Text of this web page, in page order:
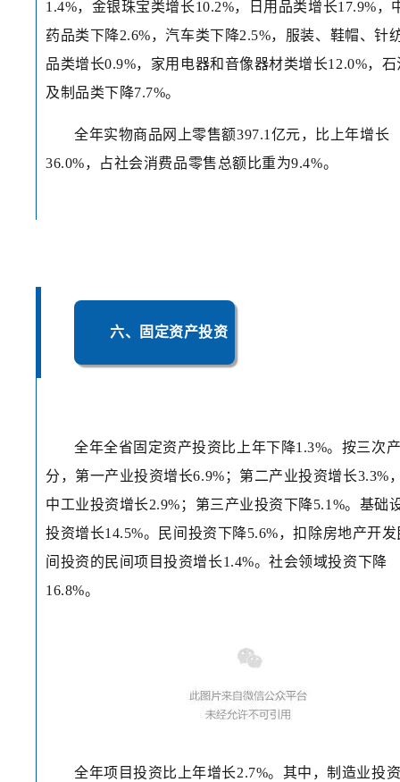
1.4%，金银珠宝类增长10.2%，日用品类增长17.9%，
药品类下降2.6%，汽车类下降2.5%，服装、鞋帽、针
品类增长0.9%，家用电器和音像器材类增长12.0%，石
及制品类下降7.7%。
全年实物商品网上零售额397.1亿元，比上年增长
36.0%，占社会消费品零售总额比重为9.4%。
六、固定资产投资
全年全省固定资产投资比上年下降1.3%。按三次
分，第一产业投资增长6.9%；第二产业投资增长3.3%
中工业投资增长2.9%；第三产业投资下降5.1%。基础
投资增长14.5%。民间投资下降5.6%，扣除房地产开发
间投资的民间项目投资增长1.4%。社会领域投资下降
16.8%。
全年项目投资比上年增长2.7%。其中，制造业投